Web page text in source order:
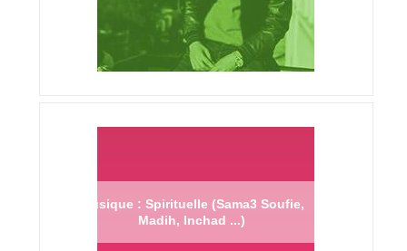
Musique : Spirituelle (Sama3 Soufie,
Madih, Inchad ...)